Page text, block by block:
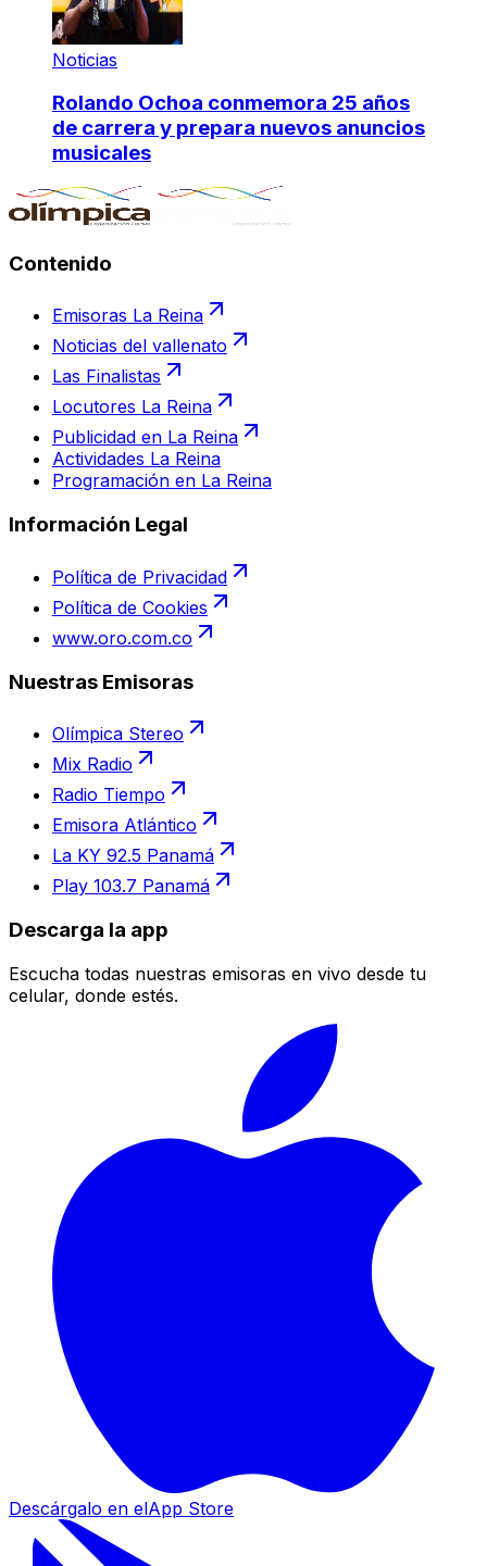
Noticias
Rolando Ochoa conmemora 25 años
de carrera y prepara nuevos anuncios
musicales
Contenido
Emisoras La Reina
Noticias del vallenato
Las Finalistas
Locutores La Reina
Publicidad en La Reina
Actividades La Reina
Programación en La Reina
Información Legal
Política de Privacidad
Política de Cookies
www.oro.com.co
Nuestras Emisoras
Olímpica Stereo
Mix Radio
Radio Tiempo
Emisora Atlántico
La KY 92.5 Panamá
Play 103.7 Panamá
Descarga la app
Escucha todas nuestras emisoras en vivo desde tu
celular, donde estés.
Descárgalo en elApp Store